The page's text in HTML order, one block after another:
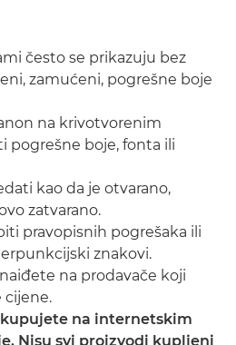
često se prikazuju bez
zamućeni, pogrešne boje
na krivotvorenim
pogrešne boje, fonta ili
kao da je otvarano,
zatvarano.
pravopisnih pogrešaka ili
znakovi.
na prodavače koji
cijene.
na internetskim
Nisu svi proizvodi kupljeni